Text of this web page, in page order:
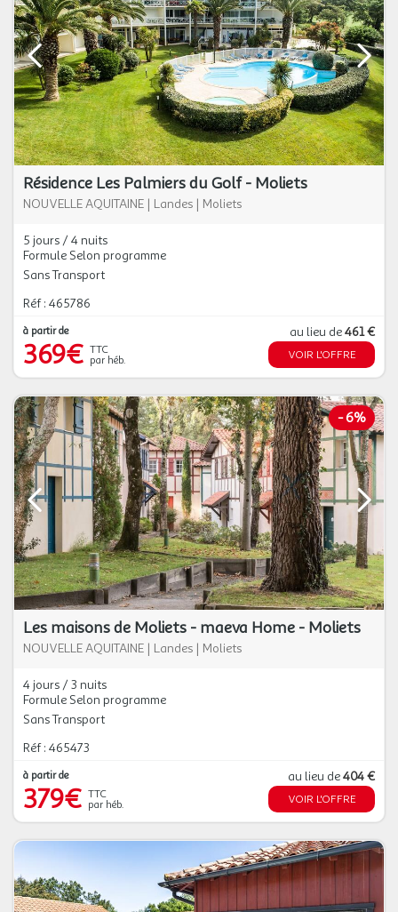
Résidence Les Palmiers du Golf - Moliets
NOUVELLE AQUITAINE | Landes | Moliets
5 jours / 4 nuits
Formule Selon programme
Sans Transport
Réf : 465786
à partir de
369€ TTC
par héb.
au lieu de461 €
VOIR L'OFFRE
-6%
Les maisons de Moliets - maeva Home - Moliets
NOUVELLE AQUITAINE | Landes | Moliets
4 jours / 3 nuits
Formule Selon programme
Sans Transport
Réf : 465473
à partir de
379€ TTC
par héb.
au lieu de404 €
VOIR L'OFFRE